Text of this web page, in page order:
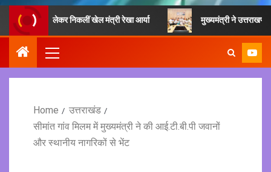
लेकर निकलीं खेल मंत्री रेखा आर्या मुख्यमंत्री ने उत्तराखण्ड क्षत्रिय
Home
उत्तराखंड
सीमांत गांव मिलम में मुख्यमंत्री ने की आई.टी.बी.पी जवानों
और स्थानीय नागरिकों से भेंट